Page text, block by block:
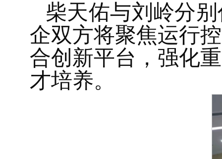
柴天佑与刘岭分
企双方将聚焦运行
合创新平台，强化
才培养。